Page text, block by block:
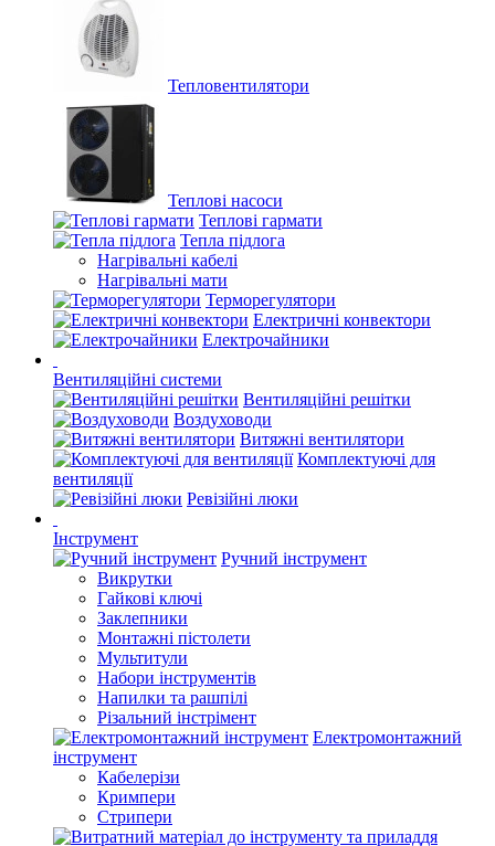
Тепловентилятори
Теплові насоси
Теплові гармати
Тепла підлога
Нагрівальні кабелі
Нагрівальні мати
Терморегулятори
Електричні конвектори
Електрочайники
Вентиляційні системи
Вентиляційні решітки
Воздуховоди
Витяжні вентилятори
Комплектуючі для
вентиляції
Ревізійні люки
Інструмент
Ручний інструмент
Викрутки
Гайкові ключі
Заклепники
Монтажні пістолети
Мультитули
Набори інструментів
Напилки та рашпілі
Різальний інстрімент
Електромонтажний
інструмент
Кабелерізи
Кримпери
Стрипери